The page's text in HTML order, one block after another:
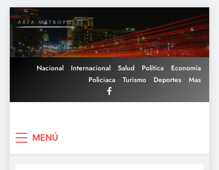
Saltar
al
contenido
Nacional Internacional Salud Política
Economía
Policiaca
Turismo Deportes Mas
MENÚ